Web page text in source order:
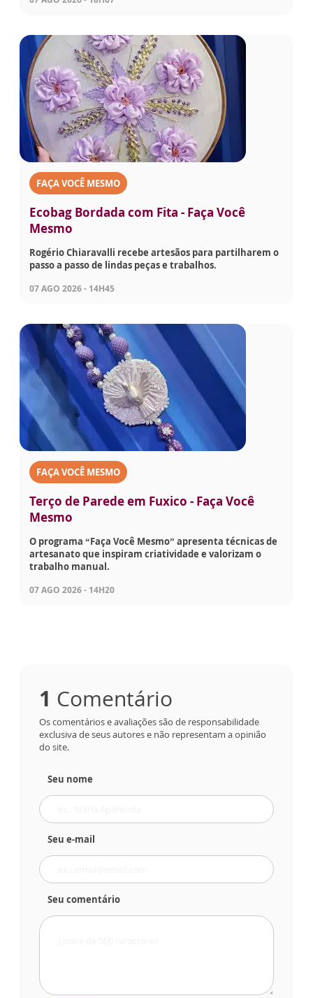
FAÇA VOCÊ MESMO
Ecobag Bordada com Fita - Faça Você
Mesmo
Rogério Chiaravalli recebe artesãos para partilharem o
passo a passo de lindas peças e trabalhos.
07 AGO 2026 - 14H45
FAÇA VOCÊ MESMO
Terço de Parede em Fuxico - Faça Você
Mesmo
O programa “Faça Você Mesmo” apresenta técnicas de
artesanato que inspiram criatividade e valorizam o
trabalho manual.
07 AGO 2026 - 14H20
1 Comentário
Os comentários e avaliações são de responsabilidade
exclusiva de seus autores e não representam a opinião
do site.
Seu nome
Seu e-mail
Seu comentário